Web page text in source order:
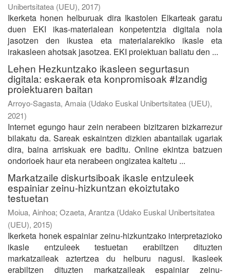
Unibertsitatea (UEU), 2017)
Ikerketa honen helburuak dira Ikastolen Elkarteak garatu
duen EKI ikas-materialean konpetentzia digitala nola
jasotzen den ikustea eta materialarekiko ikasle eta
irakasleen ahotsak jasotzea. EKI proiektuan baliatu den ...
Lehen Hezkuntzako ikasleen segurtasun
digitala: eskaerak eta konpromisoak #Izandig
proiektuaren baitan
Arroyo-Sagasta, Amaia (Udako Euskal Unibertsitatea (UEU),
2021)
Internet egungo haur zein nerabeen bizitzaren bizkarrezur
bilakatu da. Sareak eskaintzen dizkien abantailak ugariak
dira, baina arriskuak ere baditu. Online ekintza batzuen
ondorioek haur eta nerabeen ongizatea kaltetu ...
Markatzaile diskurtsiboak ikasle entzuleek
espainiar zeinu-hizkuntzan ekoiztutako
testuetan
Moiua, Ainhoa; Ozaeta, Arantza (Udako Euskal Unibertsitatea
(UEU), 2015)
Ikerketa honek espainiar zeinu-hizkuntzako interpretazioko
ikasle entzuleek testuetan erabiltzen dituzten
markatzaileak aztertzea du helburu nagusi. Ikasleek
erabiltzen dituzten markatzaileak espainiar zeinu-